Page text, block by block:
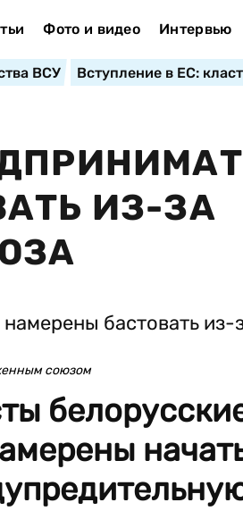
Фото и видео Интервью
ВСУ Вступление в ЕС:
ИЗ-ЗА
союзом